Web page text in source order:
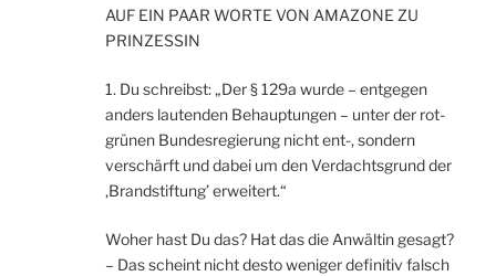
AUF EIN PAAR WORTE VON AMAZONE ZU
PRINZESSIN
1. Du schreibst: „Der § 129a wurde – entgegen
anders lautenden Behauptungen – unter der rot-
grünen Bundesregierung nicht ent-, sondern
verschärft und dabei um den Verdachtsgrund der
‚Brandstiftung’ erweitert.“
Woher hast Du das? Hat das die Anwältin gesagt?
– Das scheint nicht desto weniger definitiv falsch